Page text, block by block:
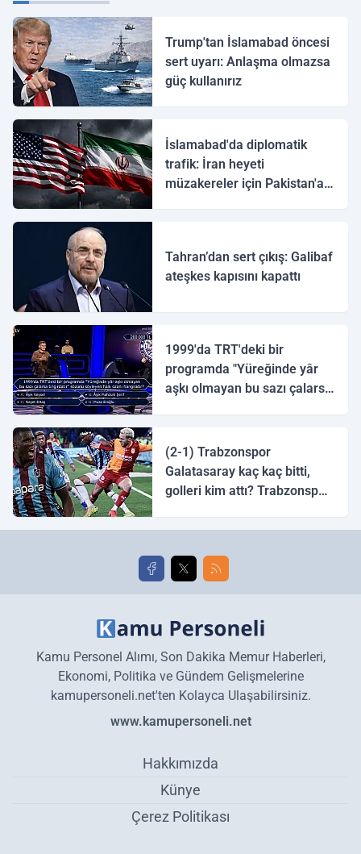
Trump'tan İslamabad öncesi
sert uyarı: Anlaşma olmazsa
güç kullanırız
İslamabad'da diplomatik
trafik: İran heyeti
müzakereler için Pakistan'a
Tahran’dan sert çıkış: Galibaf
ateşkes kapısını kapattı
1999'da TRT'deki bir
programda "Yüreğinde yâr
aşkı olmayan bu sazı çalarsa
(2-1) Trabzonspor
Galatasaray kaç kaç bitti,
golleri kim attı? Trabzonspor
golleri!
Kamu Personel Alımı, Son Dakika Memur Haberleri,
Ekonomi, Politika ve Gündem Gelişmelerine
kamupersoneli.net'ten Kolayca Ulaşabilirsiniz.
www.kamupersoneli.net
Hakkımızda
Künye
Çerez Politikası